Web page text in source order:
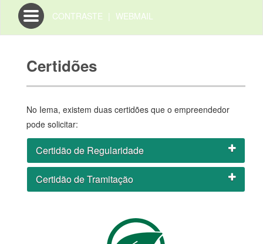
Toggle
navigation
CONTRASTE | WEBMAIL
Certidões
No Iema, existem duas certidões que o empreendedor
pode solicitar:
Certidão de Regularidade
Certidão de Tramitação